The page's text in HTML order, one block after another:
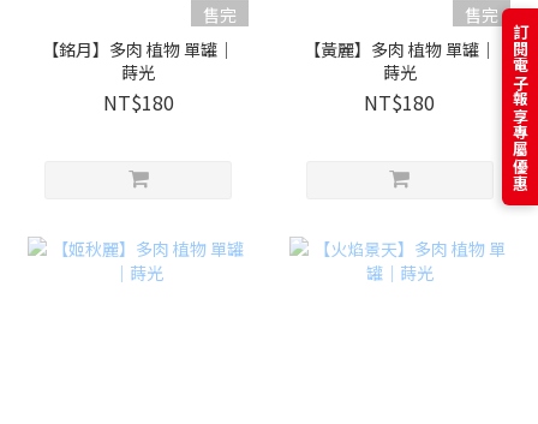
售完
【銘月】多肉 植物 單罐｜
蒔光
NT$180
售完
【黃麗】多肉 植物 單罐｜
蒔光
NT$180 訂閱電子報享專屬優惠